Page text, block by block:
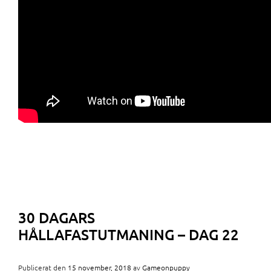
30 DAGARS
HÅLLAFASTUTMANING – DAG 22
Publicerat den 15 november, 2018 avGameonpuppy